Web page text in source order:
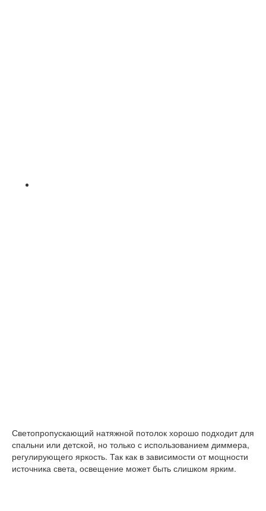
Светопропускающий натяжной потолок хорошо подходит для
спальни или детской, но только с использованием диммера,
регулирующего яркость. Так как в зависимости от мощности
источника света, освещение может быть слишком ярким.